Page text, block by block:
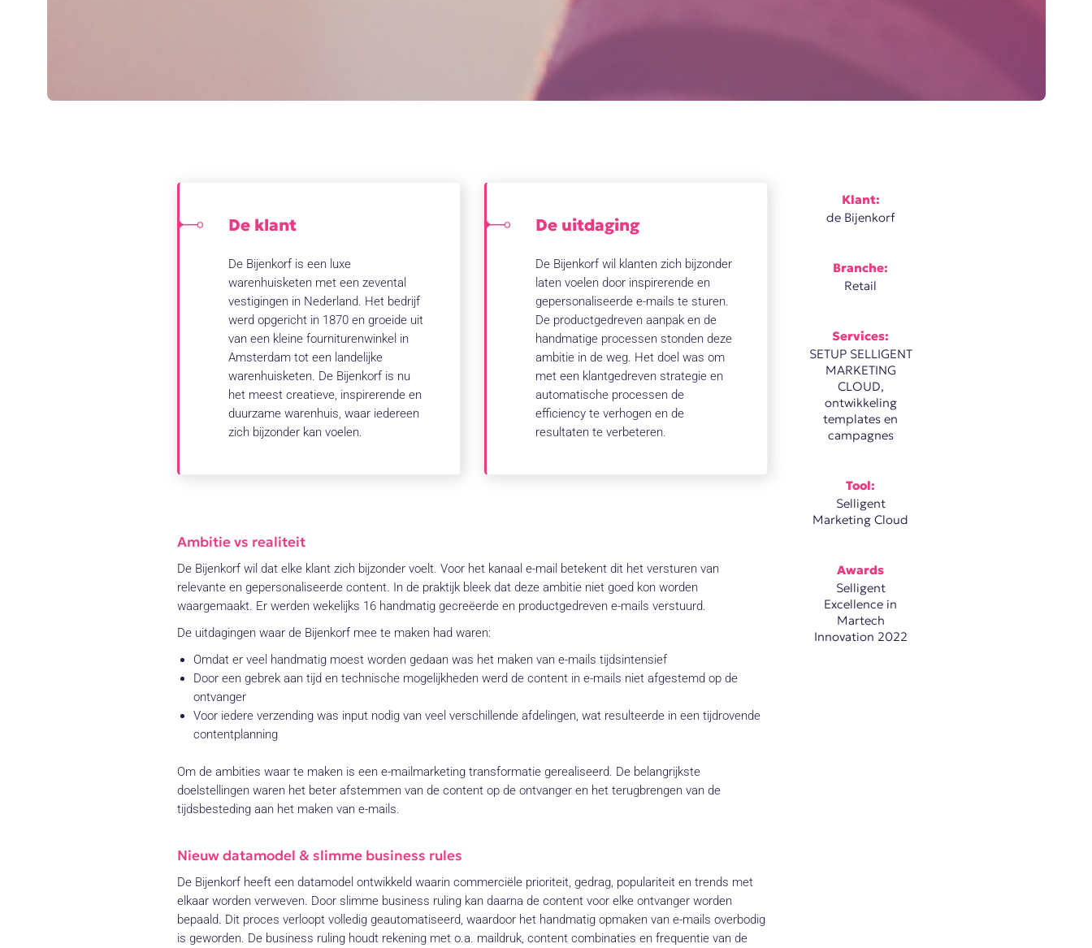
De klant
De Bijenkorf is een luxe
warenhuisketen met een zevental
vestigingen in Nederland. Het bedrijf
werd opgericht in 1870 en groeide uit
van een kleine fourniturenwinkel in
Amsterdam tot een landelijke
warenhuisketen. De Bijenkorf is nu
het meest creatieve, inspirerende en
duurzame warenhuis, waar iedereen
zich bijzonder kan voelen.
De uitdaging
De Bijenkorf wil klanten zich bijzonder
laten voelen door inspirerende en
gepersonaliseerde e-mails te sturen.
De productgedreven aanpak en de
handmatige processen stonden deze
ambitie in de weg. Het doel was om
met een klantgedreven strategie en
automatische processen de
efficiency te verhogen en de
resultaten te verbeteren.
Ambitie vs realiteit
De Bijenkorf wil dat elke klant zich bijzonder voelt. Voor het kanaal e-mail betekent dit het versturen van
relevante en gepersonaliseerde content. In de praktijk bleek dat deze ambitie niet goed kon worden
waargemaakt. Er werden wekelijks 16 handmatig gecreëerde en productgedreven e-mails verstuurd.
De uitdagingen waar de Bijenkorf mee te maken had waren:
Omdat er veel handmatig moest worden gedaan was het maken van e-mails tijdsintensief
Door een gebrek aan tijd en technische mogelijkheden werd de content in e-mails niet afgestemd op de
ontvanger
Voor iedere verzending was input nodig van veel verschillende afdelingen, wat resulteerde in een tijdrovende
contentplanning
Om de ambities waar te maken is een e-mailmarketing transformatie gerealiseerd. De belangrijkste
doelstellingen waren het beter afstemmen van de content op de ontvanger en het terugbrengen van de
tijdsbesteding aan het maken van e-mails.
Nieuw datamodel & slimme business rules
De Bijenkorf heeft een datamodel ontwikkeld waarin commerciële prioriteit, gedrag, populariteit en trends met
elkaar worden verweven. Door slimme business ruling kan daarna de content voor elke ontvanger worden
bepaald. Dit proces verloopt volledig geautomatiseerd, waardoor het handmatig opmaken van e-mails overbodig
is geworden. De business ruling houdt rekening met o.a. maildruk, content combinaties en frequentie van de
Klant:
de Bijenkorf
Branche:
Retail
Services:
SETUP SELLIGENT
MARKETING
CLOUD,
ontwikkeling
templates en
campagnes
Tool:
Selligent
Marketing Cloud
Awards
Selligent
Excellence in
Martech
Innovation 2022